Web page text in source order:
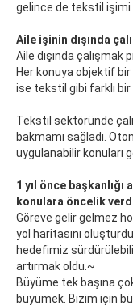
gelince de tekstil işimi
Aile işinin dışında
Aile dışında
Her konuya objektif bir
ise tekstil gibi farklı bir
Tekstil sektöründe
bakmamı sağladı.
uygulanabilir konuları
1 yıl önce başkanlığı
konulara öncelik
Göreve gelir gelmez
yol haritasını
hedefimiz
artırmak oldu.~
Büyüme tek başına
büyümek. Bizim için